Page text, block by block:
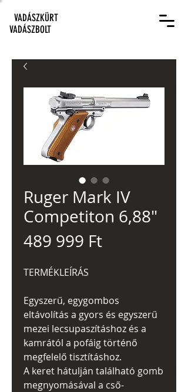
VADÁSZKÜRT
VADÁSZBOLT
Ruger Mark IV
Competiton 6,88"
489 999 FtÁr
TERMÉKLEÍRÁS
Egyszerű, egygombos
eltávolítás a gyors és egyszerű
mezei lecsupaszításhoz és a
kamrától a pofáig történő
megfelelő tisztításhoz.
A keret hátulján található gomb
megnyomásával a cső-